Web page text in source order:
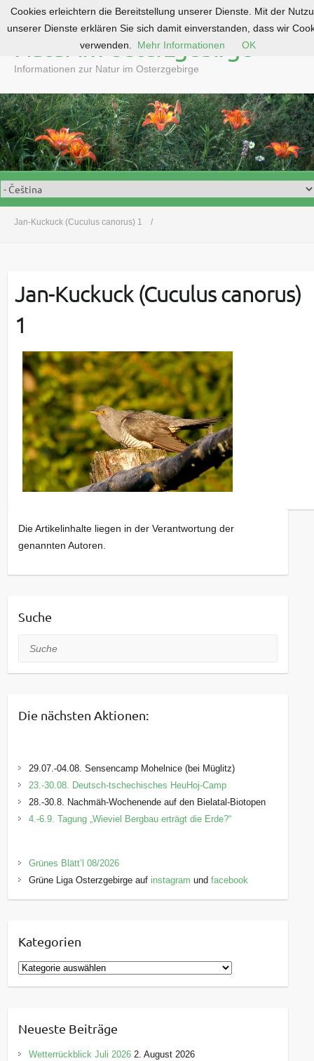
o
c
o
n
t
e
n
Natur im Osterzgebirge
Informationen zur Natur im Osterzgebirge
Jan-Kuckuck (Cuculus canorus) 1
Jan-Kuckuck (Cuculus canorus)
1
Die Artikelinhalte liegen in der Verantwortung der
genannten Autoren.
Suche
Suche
Die nächsten Aktionen:
29.07.-04.08. Sensencamp Mohelnice (bei Müglitz)
23.-30.08. Deutsch-tschechisches HeuHoj-Camp
28.-30.8. Nachmäh-Wochenende auf den Bielatal-Biotopen
4.-6.9. Tagung „Wieviel Bergbau erträgt die Erde?“
Grünes Blätt’l 08/2026
Grüne Liga Osterzgebirge auf instagram undfacebook
Kategorien
K
a
g
o
Neueste Beiträge
Wetterrückblick Juli 2026 2. August 2026
Cookies erleichtern die Bereitstellung unserer Dienste. Mit der
unserer Dienste erklären Sie sich damit einverstanden, dass wir
verwenden.
Mehr Informationen OK